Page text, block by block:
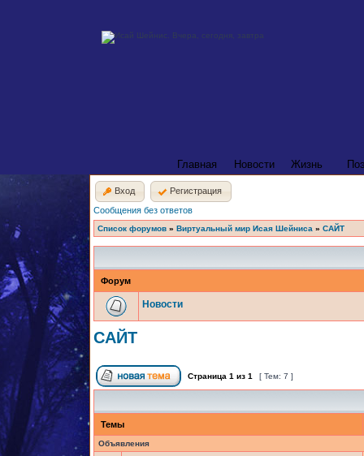
Главная Новости Жизнь
Вход
Регистрация
Сообщения без ответов
Список форумов » Виртуальный мир Исая Шейниса » САЙТ
Форум
Новости
САЙТ
Страница 1 из 1 [ Тем: 7 ]
Темы
Объявления